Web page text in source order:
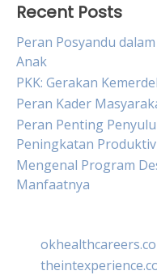
Recent Posts
Peran Posyandu
Anak
PKK: Gerakan
Peran Kader
Peran Penting
Peningkatan
Mengenal Program
Manfaatnya